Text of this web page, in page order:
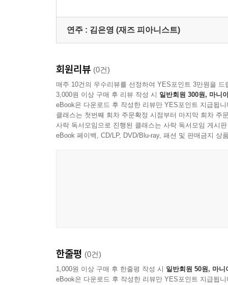
연주 : 김은영 (재즈 피아니스트)
회원리뷰 (0건)
매주 10건의 우수리뷰를 선정하여 YES포인트 3만원을 드
3,000원 이상 구매 후 리뷰 작성 시 일반회원 300원, 마니
eBook은 다운로드 후 작성한 리뷰만 YES포인트 지급됩니
클래스는 첫번째 회차 주문확정 시점부터 마지막 회차 주
사락 독서모임으로 진행된 클래스는 사락 독서모임 게시
eBook 페이백, CD/LP, DVD/Blu-ray, 패션 및 판매금지 상
한줄평 (0건)
1,000원 이상 구매 후 한줄평 작성 시 일반회원 50원, 마니
eBook은 다운로드 후 작성한 리뷰만 YES포인트 지급됩니